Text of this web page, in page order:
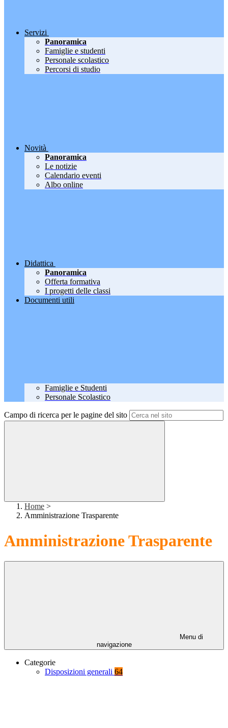
Servizi
Panoramica
Famiglie e studenti
Personale scolastico
Percorsi di studio
Novità
Panoramica
Le notizie
Calendario eventi
Albo online
Didattica
Panoramica
Offerta formativa
I progetti delle classi
Documenti utili
Famiglie e Studenti
Personale Scolastico
Campo di ricerca per le pagine del sito
Home >
Amministrazione Trasparente
Amministrazione Trasparente
Menu di
navigazione
Categorie
Disposizioni generali 64